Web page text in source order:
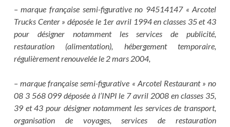
– marque française semi-figurative no 94514147 « Arcotel
Trucks Center » déposée le 1er avril 1994 en classes 35 et 43
pour désigner notamment les services de publicité,
restauration (alimentation), hébergement temporaire,
régulièrement renouvelée le 2 mars 2004,
– marque française semi-figurative « Arcotel Restaurant » no
08 3 568 099 déposée à l’INPI le 7 avril 2008 en classes 35,
39 et 43 pour désigner notamment les services de transport,
organisation de voyages, services de restauration